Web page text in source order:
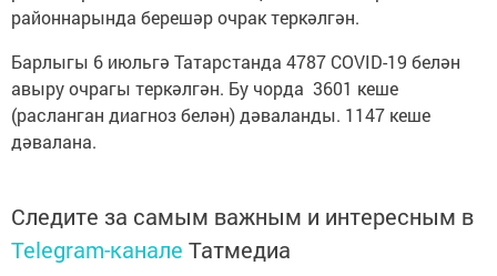
районнарында берешәр очрак теркәлгән.
Барлыгы 6 июльгә Татарстанда 4787 COVID-19 белән
авыру очрагы теркәлгән. Бу чорда 3601 кеше
(расланган диагноз белән) дәваланды. 1147 кеше
дәвалана.
Следите за самым важным и интересным в
Telegram-канале Татмедиа